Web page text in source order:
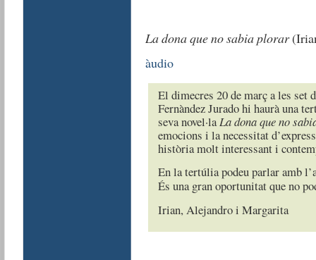
La dona que no sabia plorar
àudio
El dimecres 20 de març a les set
Fernàndez Jurado hi haurà una
seva novel·laLa dona que no
emocions i la necessitat
història molt interessant i
En la tertúlia podeu parlar amb
És una gran oportunitat que no
Irian, Alejandro i Margarita